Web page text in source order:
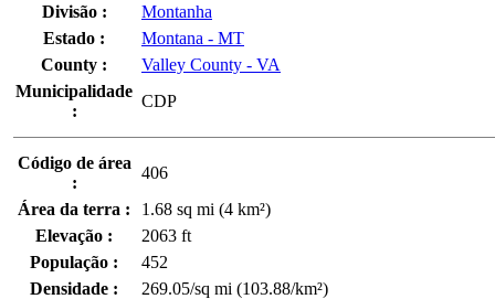
Divisão :
Montanha
Estado :
Montana - MT
County :
Valley County - VA
Municipalidade
:
CDP
Código de área
:
406
Área da terra :
1.68 sq mi (4 km²)
Elevação :
2063 ft
População :
452
Densidade :
269.05/sq mi (103.88/km²)